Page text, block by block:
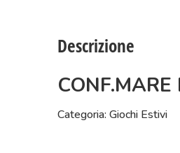
Descrizione
Categoria: Giochi Estivi